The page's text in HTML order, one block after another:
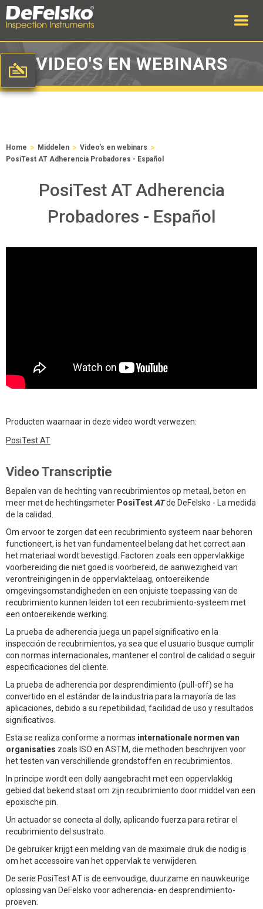
VIDEO'S EN WEBINARS
Home > Middelen > Video's en webinars >
PosiTest AT Adherencia Probadores - Español
PosiTest AT Adherencia
Probadores - Español
Producten waarnaar in deze video wordt verwezen:
PosiTest AT
Video Transcriptie
Bepalen van de hechting van recubrimientos op metaal, beton en
meer met de hechtingsmeter PosiTest ATde DeFelsko - La medida
de la calidad.
Om ervoor te zorgen dat een recubrimiento systeem naar behoren
functioneert, is het van fundamenteel belang dat het correct aan
het materiaal wordt bevestigd. Factoren zoals een oppervlakkige
voorbereiding die niet goed is voorbereid, de aanwezigheid van
verontreinigingen in de oppervlaktelaag, ontoereikende
omgevingsomstandigheden en een onjuiste toepassing van de
recubrimiento kunnen leiden tot een recubrimiento-systeem met
een ontoereikende werking.
La prueba de adherencia juega un papel significativo en la
inspección de recubrimientos, ya sea que el usuario busque cumplir
con normas internacionales, mantener el control de calidad o seguir
especificaciones del cliente.
La prueba de adherencia por desprendimiento (pull-off) se ha
convertido en el estándar de la industria para la mayoría de las
aplicaciones, debido a su repetibilidad, facilidad de uso y resultados
significativos.
Esta se realiza conforme a normas internationale normen van
organisaties zoals ISO en ASTM, die methoden beschrijven voor
het testen van verschillende grondstoffen en recubrimientos.
In principe wordt een dolly aangebracht met een oppervlakkig
gebied dat bekend staat om zijn recubrimiento door middel van een
epoxische pin.
Un actuador se conecta al dolly, aplicando fuerza para retirar el
recubrimiento del sustrato.
De gebruiker krijgt een melding van de maximale druk die nodig is
om het accessoire van het oppervlak te verwijderen.
De serie PosiTest AT is de eenvoudige, duurzame en nauwkeurige
oplossing van DeFelsko voor adherencia- en desprendimiento-
proeven.